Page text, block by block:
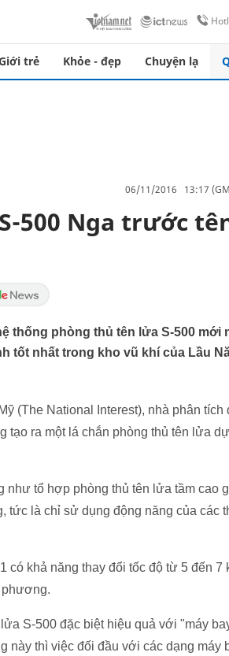
trẻ Khỏe - đẹp Chuyện lạ
06/11/2016 13:17
500 Nga trước
thống phòng thủ tên lửa S-500 mới
tốt nhất trong kho vũ khí của Lầu
(The National Interest), nhà phân tích
tạo ra một lá chắn phòng thủ tên lửa
như tổ hợp phòng thủ tên lửa tầm cao
tức là chỉ sử dụng động năng của các
khả năng thay đổi tốc độ từ 5 đến 7
phương.
S-500 đặc biệt hiệu quả với "máy
này thì việc đối đầu với các dạng máy